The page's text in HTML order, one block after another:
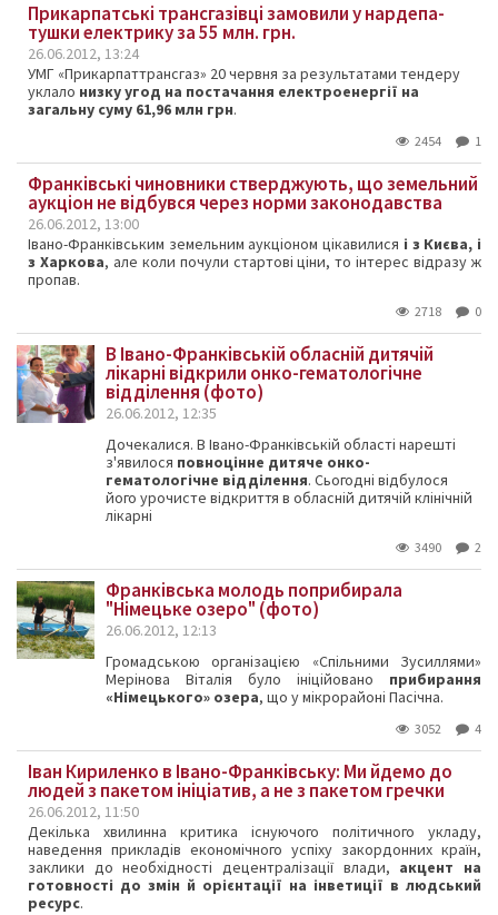
Прикарпатські трансгазівці замовили у нардепа-
тушки електрику за 55 млн. грн.
26.06.2012, 13:24
УМГ «Прикарпаттрансгаз» 20 червня за результатами тендеру
уклало низку угод на постачання електроенергії на
загальну суму 61,96 млн грн.
2454 1
Франківські чиновники стверджують, що земельний
аукціон не відбувся через норми законодавства
26.06.2012, 13:00
Івано-Франківським земельним аукціоном цікавилися і з Києва, і
з Харкова, але коли почули стартові ціни, то інтерес відразу ж
пропав.
2718 0
В Івано-Франківській обласній дитячій
лікарні відкрили онко-гематологічне
відділення (фото)
26.06.2012, 12:35
Дочекалися. В Івано-Франківській області нарешті
з'явилося повноцінне дитяче онко-
гематологічне відділення. Сьогодні відбулося
його урочисте відкриття в обласній дитячій клінічній
лікарні
3490 2
Франківська молодь поприбирала
"Німецьке озеро" (фото)
26.06.2012, 12:13
Громадською організацією «Спільними Зусиллями»
Мерінова Віталія було ініційовано прибирання
«Німецького» озера, що у мікрорайоні Пасічна.
3052 4
Іван Кириленко в Івано-Франківську: Ми йдемо до
людей з пакетом ініціатив, а не з пакетом гречки
26.06.2012, 11:50
Декілька хвилинна критика існуючого політичного укладу,
наведення прикладів економічного успіху закордонних країн,
заклики до необхідності децентралізації влади, акцент на
готовності до змін й орієнтації на інветиції в людський
ресурс.